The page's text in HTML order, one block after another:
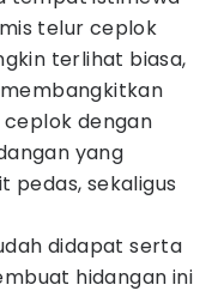
telur ceplok
terlihat biasa,
dengan
yang
pedas, sekaligus
didapat serta
hidangan ini